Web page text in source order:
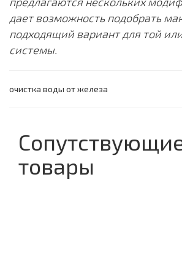
дает возможность подобрать
подходящий вариант для той
системы.
очистка воды от железа
товары